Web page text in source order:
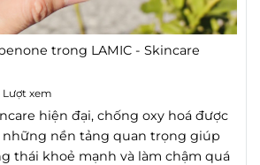
trong LAMIC - Skincare
xem
hiện đại, chống oxy hoá được
nền tảng quan trọng giúp
thái khoẻ mạnh và làm chậm quá